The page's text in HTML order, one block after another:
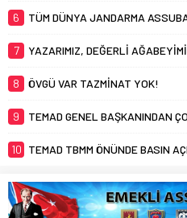
6 TÜM DÜNYA JANDARMA
7 YAZARIMIZ, DEĞERLİ AĞABEYİMİZ
8 ÖVGÜ VAR TAZMİNAT YOK!
9 TEMAD GENEL BAŞKANINDAN
10 TEMAD TBMM ÖNÜNDE BASIN AÇIKLAMASI